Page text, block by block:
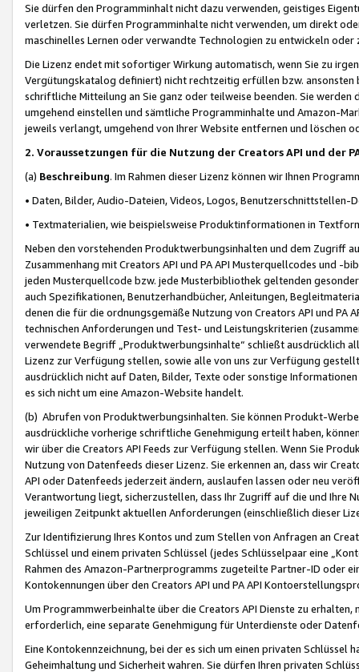
Sie dürfen den Programminhalt nicht dazu verwenden, geistiges
verletzen. Sie dürfen Programminhalte nicht verwenden, um direkt
maschinelles Lernen oder verwandte Technologien zu entwickeln
Die Lizenz endet mit sofortiger Wirkung automatisch, wenn Sie zu
Vergütungskatalog definiert) nicht rechtzeitig erfüllen bzw. ansonsten
schriftliche Mitteilung an Sie ganz oder teilweise beenden. Sie werden
umgehend einstellen und sämtliche Programminhalte und Amazon-
jeweils verlangt, umgehend von Ihrer Website entfernen und löschen
2. Voraussetzungen für die Nutzung der Creators API und der
(a) Beschreibung. Im Rahmen dieser Lizenz können wir Ihnen
• Daten, Bilder, Audio-Dateien, Videos, Logos, Benutzerschnittstellen-
• Textmaterialien, wie beispielsweise Produktinformationen in
Neben den vorstehenden Produktwerbungsinhalten und dem Zugriff
Zusammenhang mit Creators API und PA API Musterquellcodes und
jeden Musterquellcode bzw. jede Musterbibliothek geltenden
auch Spezifikationen, Benutzerhandbücher, Anleitungen,
denen die für die ordnungsgemäße Nutzung von Creators API und PA
technischen Anforderungen und Test- und Leistungskriterien
verwendete Begriff „Produktwerbungsinhalte“ schließt ausdrücklich
Lizenz zur Verfügung stellen, sowie alle von uns zur Verfügung
ausdrücklich nicht auf Daten, Bilder, Texte oder sonstige
es sich nicht um eine Amazon-Website handelt.
(b) Abrufen von Produktwerbungsinhalten. Sie können Produkt-
ausdrückliche vorherige schriftliche Genehmigung erteilt haben,
wir über die Creators API Feeds zur Verfügung stellen. Wenn Sie
Nutzung von Datenfeeds dieser Lizenz. Sie erkennen an, dass wir
API oder Datenfeeds jederzeit ändern, auslaufen lassen oder neu
Verantwortung liegt, sicherzustellen, dass Ihr Zugriff auf die und Ihre
jeweiligen Zeitpunkt aktuellen Anforderungen (einschließlich dieser
Zur Identifizierung Ihres Kontos und zum Stellen von Anfragen an
Schlüssel und einem privaten Schlüssel (jedes Schlüsselpaar eine
Rahmen des Amazon-Partnerprogramms zugeteilte Partner-ID oder
Kontokennungen über den Creators API und PA API
Um Programmwerbeinhalte über die Creators API Dienste zu
erforderlich, eine separate Genehmigung für Unterdienste oder
Eine Kontokennzeichnung, bei der es sich um einen privaten
Geheimhaltung und Sicherheit wahren. Sie dürfen Ihren privaten